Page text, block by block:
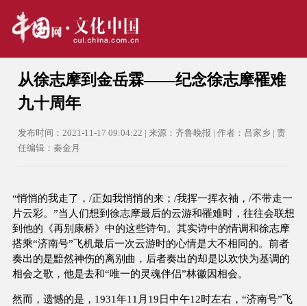
从徐志摩到金岳霖——纪念徐志摩罹难
九十周年
发布时间：2021-11-17 09:04:22 | 来源：齐鲁晚报 | 作者：吕家乡 | 责
任编辑：秦金月
“悄悄的我走了，/正如我悄悄的来；/我挥一挥衣袖，/不带走一
片云彩。”当人们想到徐志摩最后的云游和罹难时，往往会联想
到他的《再别康桥》中的这些诗句。其实诗中的情调和徐志摩
搭乘“济南号”飞机最后一次云游时的心情是大不相同的。前者
奏出的是黯然神伤的离别曲，后者奏出的却是以欢快为基调的
相会之歌，他是去和“唯一的灵魂伴侣”林徽因相会。
然而，遗憾的是，1931年11月19日中午12时左右，“济南号”飞